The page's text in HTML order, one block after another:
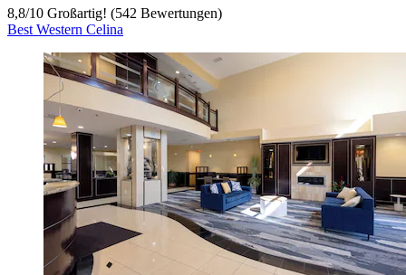
8,8/10 Großartig! (542 Bewertungen)
Best Western Celina